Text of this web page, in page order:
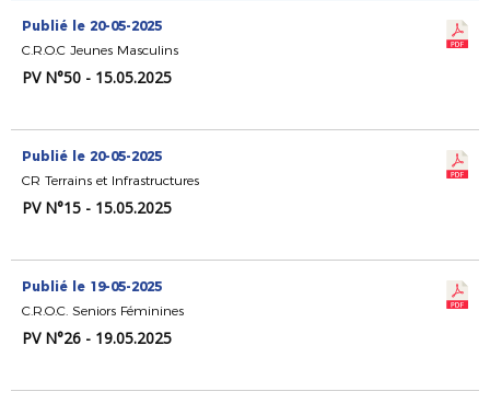
Publié le 20-05-2025
C.R.O.C Jeunes Masculins
PV N°50 - 15.05.2025
Publié le 20-05-2025
CR Terrains et Infrastructures
PV N°15 - 15.05.2025
Publié le 19-05-2025
C.R.O.C. Seniors Féminines
PV N°26 - 19.05.2025